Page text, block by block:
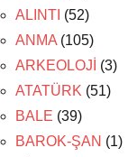
ALINTI (52)
ANMA (105)
ARKEOLOJİ (3)
ATATÜRK (51)
BALE (39)
BAROK-ŞAN (1)